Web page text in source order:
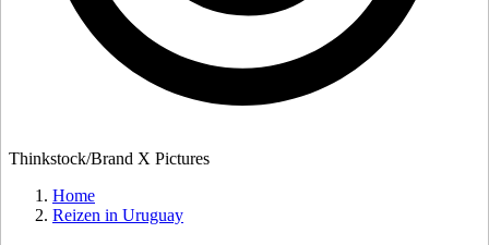
Thinkstock/Brand X Pictures
Home
Reizen in Uruguay